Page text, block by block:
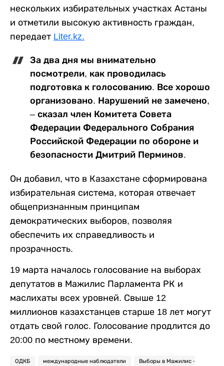
нескольких избирательных участках Астаны
и отметили высокую активность граждан,
передает Liter.kz.
За два дня мы внимательно
посмотрели, как проводилась
подготовка к голосованию. Все хорошо
организовано. Нарушений не замечено,
– сказал член Комитета Совета
Федерации Федерального Собрания
Российской Федерации по обороне и
безопасности Дмитрий Перминов.
Он добавил, что в Казахстане сформирована
избирательная система, которая отвечает
общепризнанным принципам
демократических выборов, позволяя
обеспечить их справедливость и
прозрачность.
19 марта началось голосование на выборах
депутатов в Мажилис Парламента РК и
маслихаты всех уровней. Свыше 12
миллионов казахстанцев старше 18 лет могут
отдать свой голос. Голосование продлится до
20:00 по местному времени.
ОДКБ международные наблюдатели Выборы в Мажилис -